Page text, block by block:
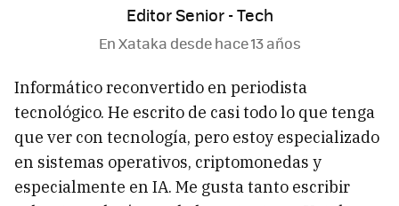
Editor Senior - Tech
En Xataka desdehace 13 años
Informático reconvertido en periodista
tecnológico. He escrito de casi todo lo que tenga
que ver con tecnología, pero estoy especializado
en sistemas operativos, criptomonedas y
especialmente en IA. Me gusta tanto escribir